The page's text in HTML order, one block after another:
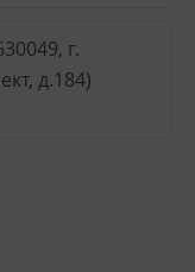
г.
д.184)